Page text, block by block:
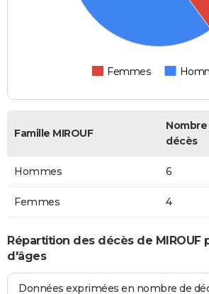
Femmes
Famille MIROUF
Nombre
décès
Hommes 6
Femmes 4
Répartition des décès de MIROUF
d'âges
Données exprimées en nombre de